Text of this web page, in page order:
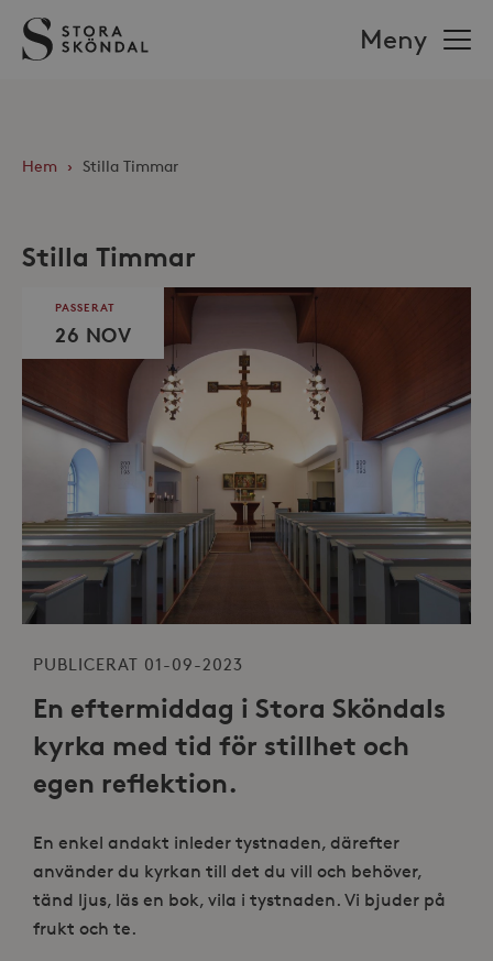
Stora
Sköndal
Meny
Hem › Stilla Timmar
Stilla Timmar
PASSERAT
26 NOV
PUBLICERAT 01-09-2023
En eftermiddag i Stora Sköndals
kyrka med tid för stillhet och
egen reflektion.
En enkel andakt inleder tystnaden, därefter
använder du kyrkan till det du vill och behöver,
tänd ljus, läs en bok, vila i tystnaden. Vi bjuder på
frukt och te.